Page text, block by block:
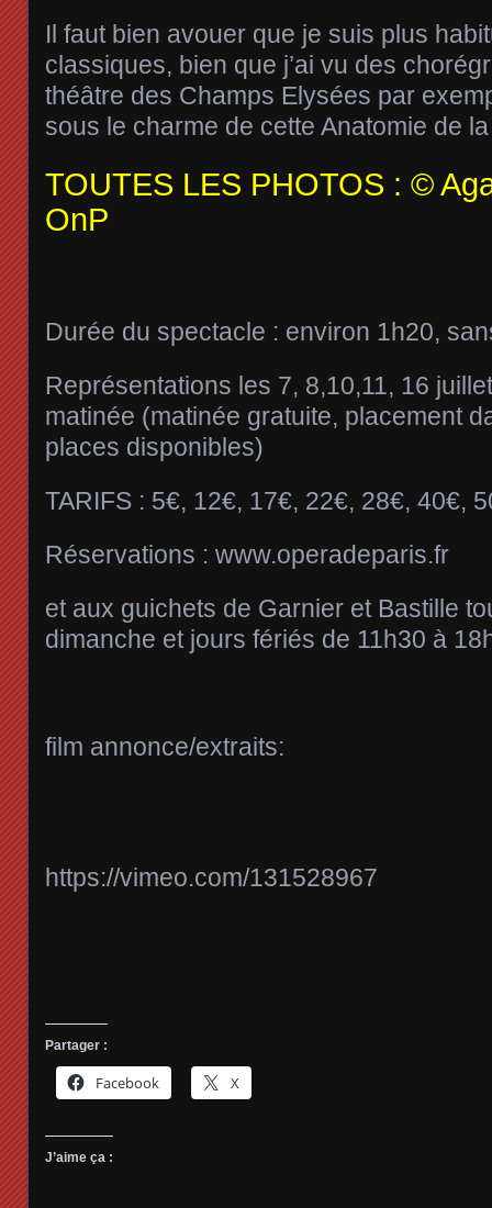
Il faut bien avouer que je suis plus
classiques, bien que j’ai vu des
théâtre des Champs Elysées par
sous le charme de cette Anatomie de
TOUTES LES PHOTOS : ©
OnP
Durée du spectacle : environ 1h20,
Représentations les 7, 8,10,11, 16
matinée (matinée gratuite, placement
places disponibles)
TARIFS : 5€, 12€, 17€, 22€, 28€, 40€,
Réservations : www.operadeparis.fr
et aux guichets de Garnier et Bastille
dimanche et jours fériés de 11h30 à
film annonce/extraits:
https://vimeo.com/131528967
Partager :
Facebook X
J’aime ça :